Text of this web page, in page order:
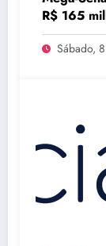
R$ 165
Sábado,